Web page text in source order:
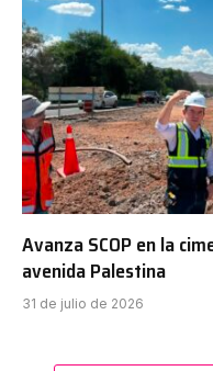
Avanza SCOP en la
avenida Palestina
31 de julio de 2026